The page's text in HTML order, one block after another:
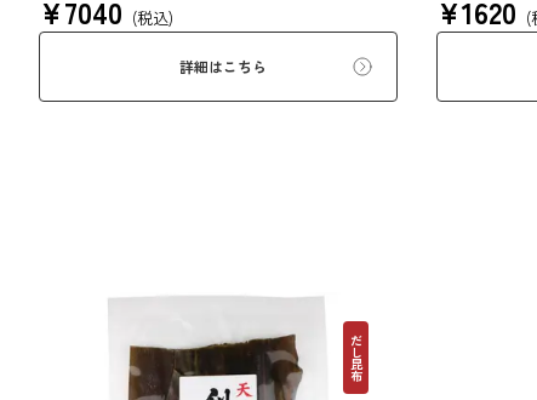
¥7040 (税込)
詳細はこちら
布は佃煮や
がりが早い
佃煮などに
¥1620 (
だし昆布